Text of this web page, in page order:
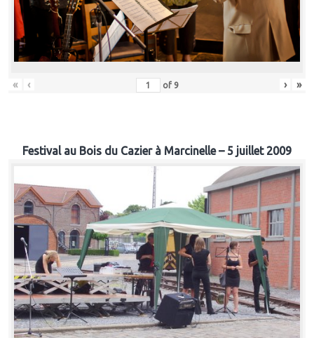
« ‹ of 9 › »
Festival au Bois du Cazier à Marcinelle – 5 juillet 2009